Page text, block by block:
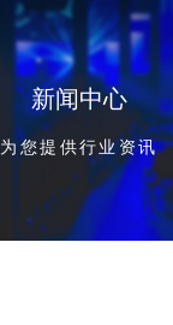
新闻中心
为您提供行业资讯